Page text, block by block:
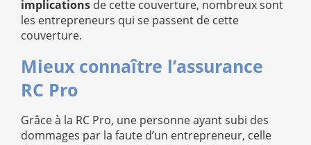
implications de cette couverture, nombreux sont
les entrepreneurs qui se passent de cette
couverture.
Mieux connaître l’assurance
RC Pro
Grâce à la RC Pro, une personne ayant subi des
dommages par la faute d’un entrepreneur, celle